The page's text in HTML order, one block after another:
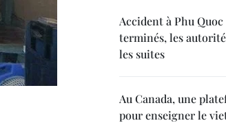
Accident à Phu Quoc
terminés, les
les suites
Au Canada, une
pour enseigner le